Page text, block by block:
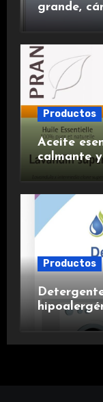
grande,
duradera
Productos
Aceite
calmante
Productos